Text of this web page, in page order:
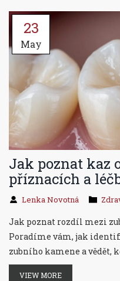
23
May
Jak poznat kaz
příznacích a
Lenka Novotná
Jak poznat rozdíl mezi
Poradíme vám, jak
zubního kamene a vědět,
VIEW MORE